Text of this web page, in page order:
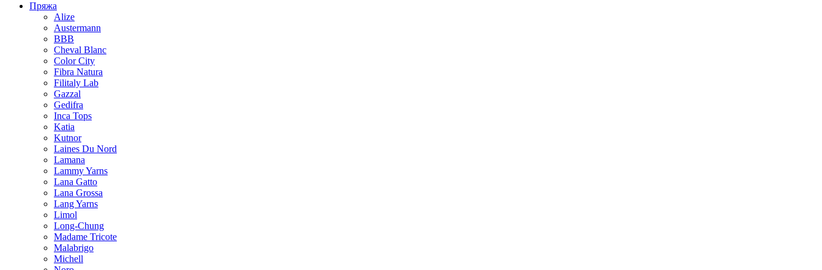
Пряжа
Alize
Austermann
BBB
Cheval Blanc
Color City
Fibra Natura
Filitaly Lab
Gazzal
Gedifra
Inca Tops
Katia
Kutnor
Laines Du Nord
Lamana
Lammy Yarns
Lana Gatto
Lana Grossa
Lang Yarns
Limol
Long-Chung
Madame Tricote
Malabrigo
Michell